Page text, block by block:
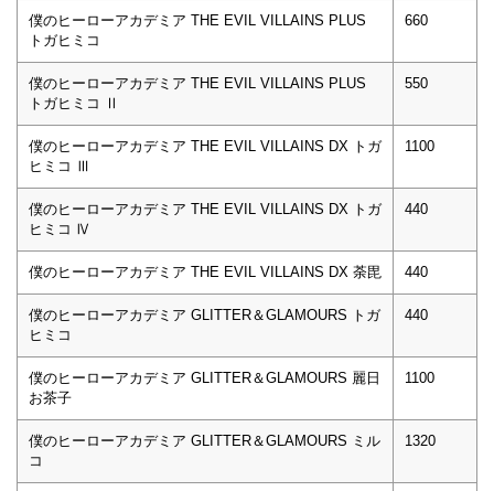
僕のヒーローアカデミア THE EVIL VILLAINS PLUS
トガヒミコ
660
僕のヒーローアカデミア THE EVIL VILLAINS PLUS
トガヒミコ Ⅱ
550
僕のヒーローアカデミア THE EVIL VILLAINS DX トガ
ヒミコ Ⅲ
1100
僕のヒーローアカデミア THE EVIL VILLAINS DX トガ
ヒミコ Ⅳ
440
僕のヒーローアカデミア THE EVIL VILLAINS DX 荼毘 440
僕のヒーローアカデミア GLITTER＆GLAMOURS トガ
ヒミコ
440
僕のヒーローアカデミア GLITTER＆GLAMOURS 麗日
お茶子
1100
僕のヒーローアカデミア GLITTER＆GLAMOURS ミル
コ
1320